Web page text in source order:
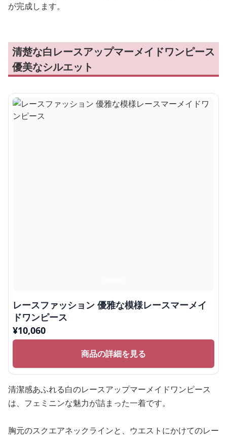
が完成します。
清楚な白レースアップマーメイドワンピース
優美なシルエット
レースファッション 優雅な模様レースマーメイ
ドワンピース
¥10,060
商品の詳細を見る
清潔感あふれる白のレースアップマーメイドワンピース
は、フェミニンな魅力が詰まった一着です。
胸元のスクエアネックラインと、ウエストにかけてのレー